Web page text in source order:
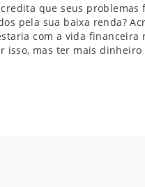
que seus problemas
pela sua baixa renda?
com a vida financeira
isso, mas ter mais dinheiro